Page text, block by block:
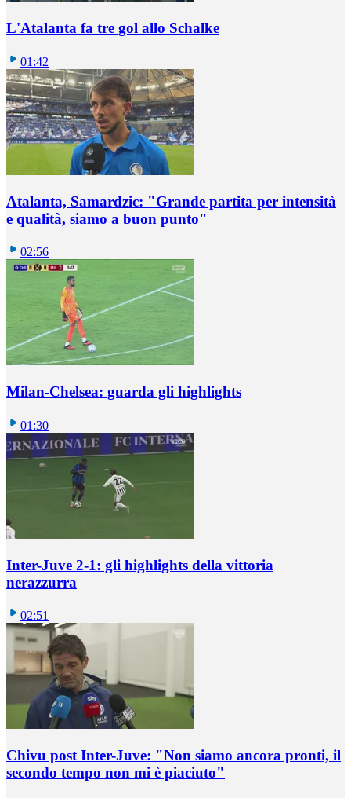
L'Atalanta fa tre gol allo Schalke
01:42
Atalanta, Samardzic: "Grande partita per intensità
e qualità, siamo a buon punto"
02:56
Milan-Chelsea: guarda gli highlights
01:30
Inter-Juve 2-1: gli highlights della vittoria
nerazzurra
02:51
Chivu post Inter-Juve: "Non siamo ancora pronti, il
secondo tempo non mi è piaciuto"